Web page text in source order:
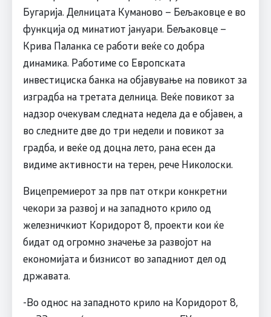
Бугарија. Делницата Куманово – Бељаковце е во
функција од минатиот јануари. Бељаковце –
Крива Паланка се работи веќе со добра
динамика. Работиме со Европската
инвестициска банка на објавување на повикот за
изградба на третата делница. Веќе повикот за
надзор очекувам следната недела да е објавен, а
во следните две до три недели и повикот за
градба, и веќе од доцна лето, рана есен да
видиме активности на терен, рече Николоски.
Вицепремиерот за прв пат откри конкретни
чекори за развој и на западното крило од
железничкиот Коридорот 8, проекти кои ќе
бидат од огромно значење за развојот на
економијата и бизнисот во западниот дел од
државата.
-Во однос на западното крило на Коридорот 8,